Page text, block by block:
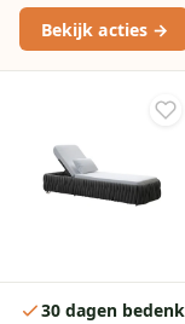
Bekijk acties →
30 dagen